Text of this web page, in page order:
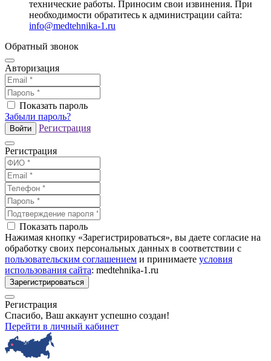
технические работы. Приносим свои извинения. При
необходимости обратитесь к администрации сайта:
info@medtehnika-1.ru
Обратный звонок
Авторизация
Показать пароль
Забыли пароль?
Войти Регистрация
Регистрация
Показать пароль
Нажимая кнопку «Зарегистрироваться», вы даете согласие на
обработку своих персональных данных в соответствии с
пользовательским соглашением и принимаете условия
использования сайта: medtehnika-1.ru
Зарегистрироваться
Регистрация
Спасибо, Ваш аккаунт успешно создан!
Перейти в личный кабинет